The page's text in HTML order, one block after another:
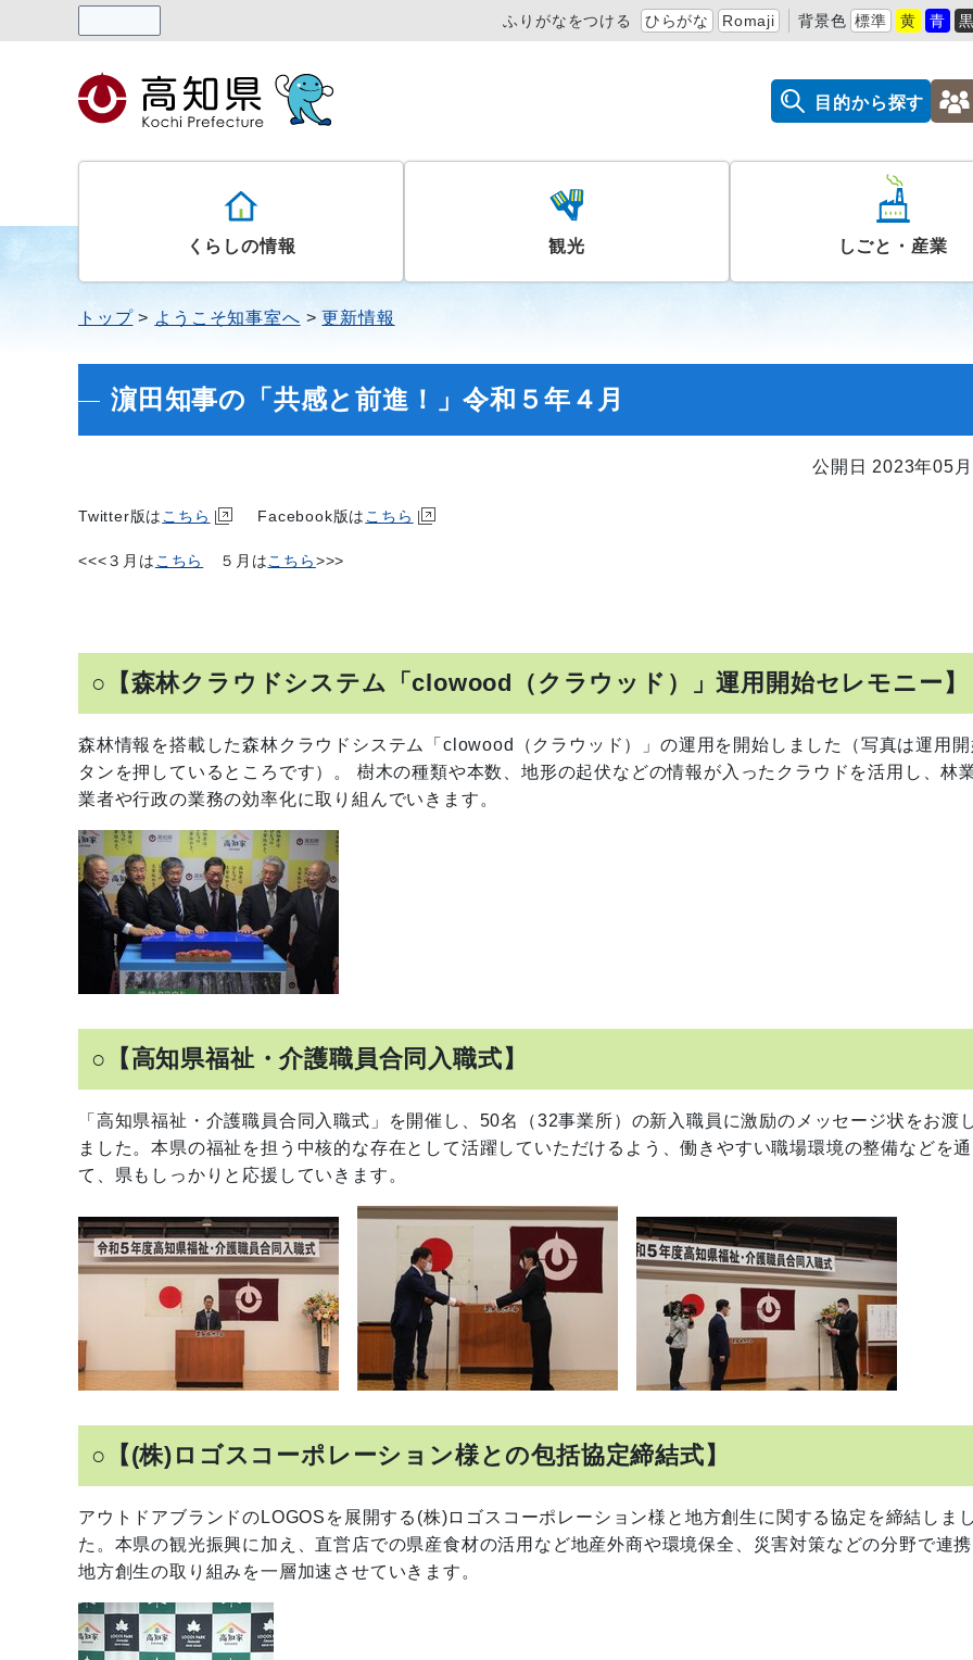
ふりがなをつける ひらがな Romaji 背景色 標準 黄 青
目的から探す
くらしの情報 観光 しごと・産業
トップ ようこそ知事室へ 更新情報
濵田知事の「共感と前進！」令和５年４月
公開日 2023年05
Twitter版は こちら Facebook版は こちら
<<<３月は こちら ５月はこちら >>>
○【森林クラウドシステム「clowood（クラウッド）」運用開始セレモニー】
森林情報を搭載した森林クラウドシステム「clowood（クラウッド）」の運用を開始しました（写真は運用
タンを押しているところです）。 樹木の種類や本数、地形の起伏などの情報が入ったクラウドを活用し、林
業者や行政の業務の効率化に取り組んでいきます。
○【高知県福祉・介護職員合同入職式】
「高知県福祉・介護職員合同入職式」を開催し、50名（32事業所）の新入職員に激励のメッセージ状をお渡
ました。本県の福祉を担う中核的な存在として活躍していただけるよう、働きやすい職場環境の整備などを
て、県もしっかりと応援していきます。
○【(株)ロゴスコーポレーション様との包括協定締結式】
アウトドアブランドのLOGOSを展開する(株)ロゴスコーポレーション様と地方創生に関する協定を締結しま
た。本県の観光振興に加え、直営店での県産食材の活用など地産外商や環境保全、災害対策などの分野で連
地方創生の取り組みを一層加速させていきます。